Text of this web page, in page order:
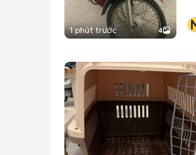
1 phút trước 4